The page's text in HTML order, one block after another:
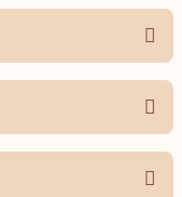
ve diğer konularda
tarafımıza